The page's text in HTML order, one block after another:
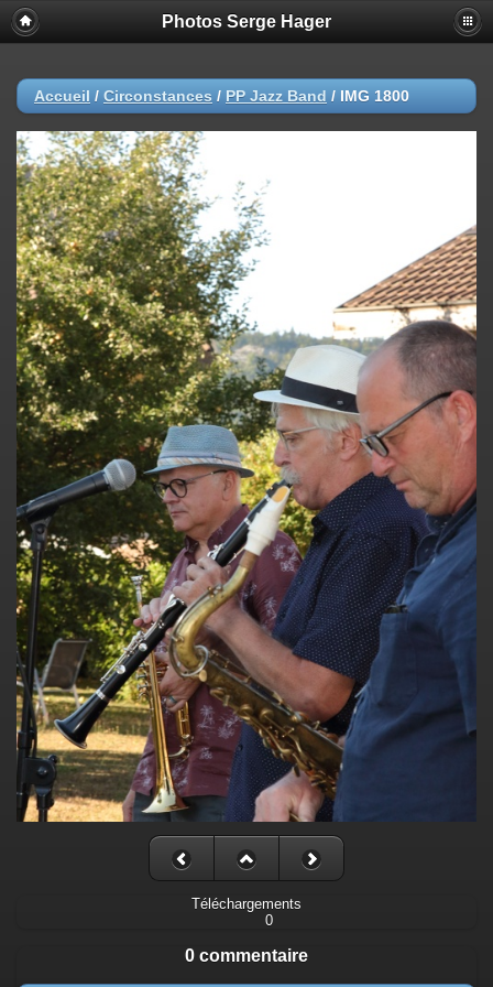
Photos Serge Hager
Accueil / Circonstances / PP Jazz Band / IMG 1800
Téléchargements
0
0 commentaire